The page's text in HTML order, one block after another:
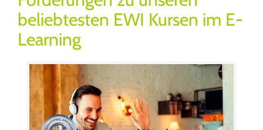
beliebtesten EWI Kursen im E-
Learning